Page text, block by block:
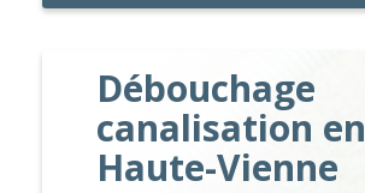
Débouchage
canalisation en
Haute-Vienne